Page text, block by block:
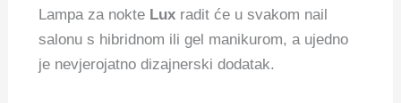
Lampa za nokte Lux radit će u svakom nail
salonu s hibridnom ili gel manikurom, a ujedno
je nevjerojatno dizajnerski dodatak.